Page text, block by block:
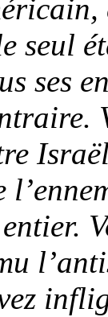
seul
ses
Israë